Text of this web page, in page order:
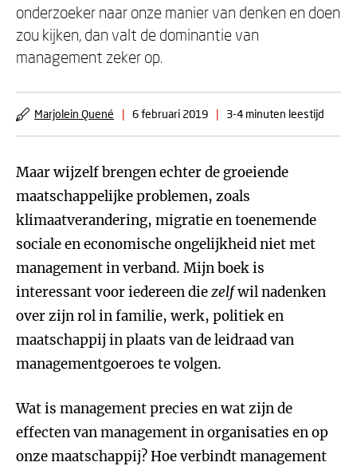
onderzoeker naar onze manier van denken en doen
zou kijken, dan valt de dominantie van
management zeker op.
Marjolein Quené | 6 februari 2019 | 3-4 minuten leestijd
Maar wijzelf brengen echter de groeiende
maatschappelijke problemen, zoals
klimaatverandering, migratie en toenemende
sociale en economische ongelijkheid niet met
management in verband. Mijn boek is
interessant voor iedereen diezelfwil nadenken
over zijn rol in familie, werk, politiek en
maatschappij in plaats van de leidraad van
managementgoeroes te volgen.
Wat is management precies en wat zijn de
effecten van management in organisaties en op
onze maatschappij? Hoe verbindt management